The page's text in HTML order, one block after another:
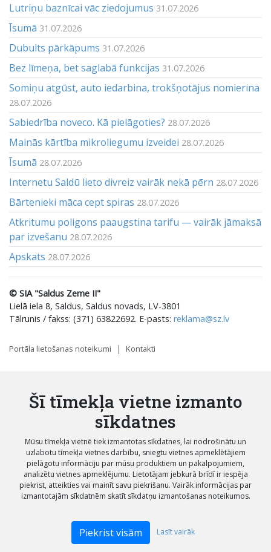
Lutriņu baznīcai vāc ziedojumus 31.07.2026
Īsumā 31.07.2026
Dubults pārkāpums 31.07.2026
Bez līmeņa, bet saglabā funkcijas 31.07.2026
Somiņu atgūst, auto iedarbina, trokšņotājus nomierina
28.07.2026
Sabiedrība noveco. Kā pielāgoties? 28.07.2026
Mainās kārtība mikroliegumu izveidei 28.07.2026
Īsumā 28.07.2026
Internetu Saldū lieto divreiz vairāk nekā pērn 28.07.2026
Bārtenieki māca cept spiras 28.07.2026
Atkritumu poligons paaugstina tarifu — vairāk jāmaksā
par izvešanu 28.07.2026
Apskats 28.07.2026
© SIA "Saldus Zeme II"
Lielā iela 8, Saldus, Saldus novads, LV-3801
Tālrunis / fakss: (371) 63822692. E-pasts: reklama@sz.lv
Portāla lietošanas noteikumi Kontakti
Šī tīmekļa vietne izmanto
sīkdatnes
Mūsu tīmekļa vietnē tiek izmantotas sīkdatnes, lai nodrošinātu un
uzlabotu tīmekļa vietnes darbību, sniegtu vietnes apmeklētājiem
pielāgotu informāciju par mūsu produktiem un pakalpojumiem,
analizētu vietnes apmeklējumu. Lietotājam jebkurā brīdī ir iespēja
piekrist, atteikties vai mainīt savu piekrišanu. Vairāk informācijas par
izmantotajām sīkdatnēm skatīt sīkdatņu izmantošanas noteikumos.
Piekrist visām Lasīt vairāk